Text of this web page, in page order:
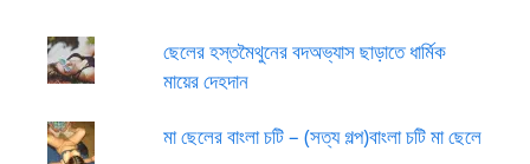
ছেলের হস্তমৈথুনের বদঅভ্যাস ছাড়াতে ধার্মিক
মায়ের দেহদান
মা ছেলের বাংলা চটি – (সত্য গল্প)বাংলা চটি মা ছেলে